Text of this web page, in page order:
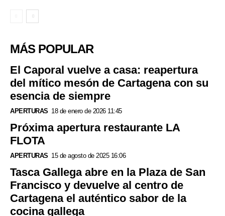
MÁS POPULAR
El Caporal vuelve a casa: reapertura
del mítico mesón de Cartagena con su
esencia de siempre
APERTURAS 18 de enero de 2026 11:45
Próxima apertura restaurante LA
FLOTA
APERTURAS 15 de agosto de 2025 16:06
Tasca Gallega abre en la Plaza de San
Francisco y devuelve al centro de
Cartagena el auténtico sabor de la
cocina gallega